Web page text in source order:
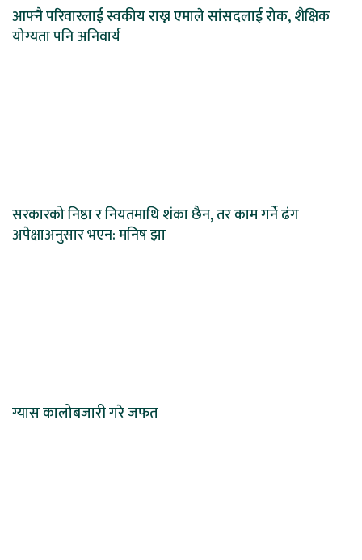
आफ्नै परिवारलाई स्वकीय राख्न एमाले सांसदलाई रोक, शैक्षिक
योग्यता पनि अनिवार्य
सरकारको निष्ठा र नियतमाथि शंका छैन, तर काम गर्ने ढंग
अपेक्षाअनुसार भएन: मनिष झा
ग्यास कालोबजारी गरे जफत